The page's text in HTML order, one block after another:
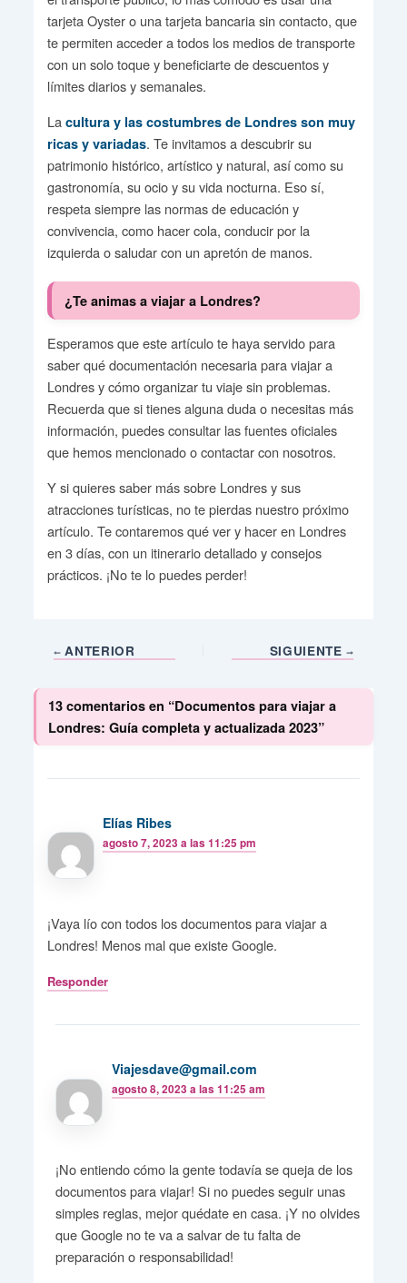
tarjeta Oyster o una tarjeta bancaria sin contacto, que
te permiten acceder a todos los medios de transporte
con un solo toque y beneficiarte de descuentos y
límites diarios y semanales.
La cultura y las costumbres de Londres son muy
ricas y variadas. Te invitamos a descubrir su
patrimonio histórico, artístico y natural, así como su
gastronomía, su ocio y su vida nocturna. Eso sí,
respeta siempre las normas de educación y
convivencia, como hacer cola, conducir por la
izquierda o saludar con un apretón de manos.
¿Te animas a viajar a Londres?
Esperamos que este artículo te haya servido para
saber qué documentación necesaria para viajar a
Londres y cómo organizar tu viaje sin problemas.
Recuerda que si tienes alguna duda o necesitas más
información, puedes consultar las fuentes oficiales
que hemos mencionado o contactar con nosotros.
Y si quieres saber más sobre Londres y sus
atracciones turísticas, no te pierdas nuestro próximo
artículo. Te contaremos qué ver y hacer en Londres
en 3 días, con un itinerario detallado y consejos
prácticos. ¡No te lo puedes perder!
ANTERIOR SIGUIENTE
13 comentarios en “Documentos para viajar a
Londres: Guía completa y actualizada 2023”
Elías Ribes
agosto 7, 2023 a las 11:25 pm
¡Vaya lío con todos los documentos para viajar a
Londres! Menos mal que existe Google.
Responder
Viajesdave@gmail.com
agosto 8, 2023 a las 11:25 am
¡No entiendo cómo la gente todavía se queja de los
documentos para viajar! Si no puedes seguir unas
simples reglas, mejor quédate en casa. ¡Y no olvides
que Google no te va a salvar de tu falta de
preparación o responsabilidad!